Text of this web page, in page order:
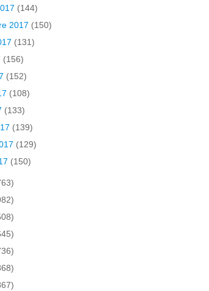
(144)
2017 (150)
(131)
(156)
(152)
(108)
(133)
(139)
(129)
(150)